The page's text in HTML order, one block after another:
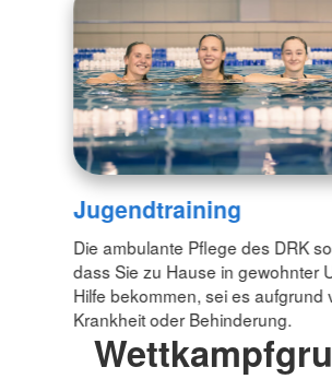
Jugendtraining
Die ambulante Pflege des DRK
dass Sie zu Hause in gewohnter
Hilfe bekommen, sei es aufgrund
Krankheit oder Behinderung.